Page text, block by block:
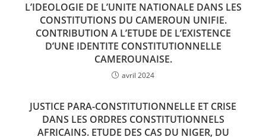
L’IDEOLOGIE DE L’UNITE NATIONALE DANS LES
CONSTITUTIONS DU CAMEROUN UNIFIE.
CONTRIBUTION A L’ETUDE DE L’EXISTENCE
D’UNE IDENTITE CONSTITUTIONNELLE
CAMEROUNAISE.
avril 2024
JUSTICE PARA-CONSTITUTIONNELLE ET CRISE
DANS LES ORDRES CONSTITUTIONNELS
AFRICAINS. ETUDE DES CAS DU NIGER, DU